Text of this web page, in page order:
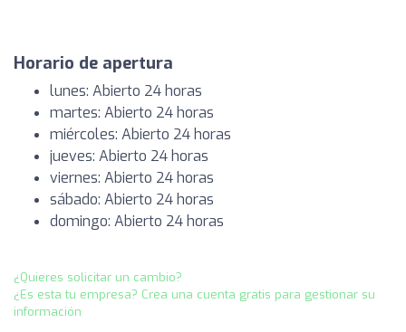
Horario de apertura
lunes: Abierto 24 horas
martes: Abierto 24 horas
miércoles: Abierto 24 horas
jueves: Abierto 24 horas
viernes: Abierto 24 horas
sábado: Abierto 24 horas
domingo: Abierto 24 horas
¿Quieres solicitar un cambio?
¿Es esta tu empresa? Crea una cuenta gratis para gestionar su
información